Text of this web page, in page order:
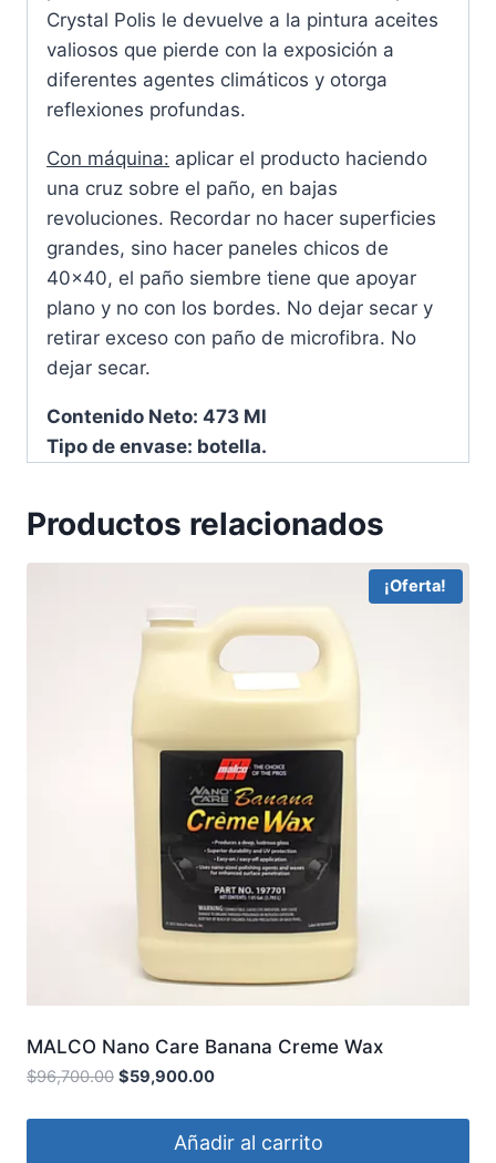
Crystal Polis le devuelve a la pintura aceites
valiosos que pierde con la exposición a
diferentes agentes climáticos y otorga
reflexiones profundas.
Con máquina: aplicar el producto haciendo
una cruz sobre el paño, en bajas
revoluciones. Recordar no hacer superficies
grandes, sino hacer paneles chicos de
40×40, el paño siembre tiene que apoyar
plano y no con los bordes. No dejar secar y
retirar exceso con paño de microfibra. No
dejar secar.
Contenido Neto: 473 Ml
Tipo de envase: botella.
Productos relacionados
¡Oferta!
MALCO Nano Care Banana Creme Wax
$96,700.00 $59,900.00
Añadir al carrito